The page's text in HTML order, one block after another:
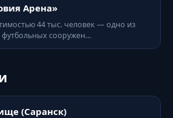
Арена»
44 тыс. человек — одно из
сооружен…
(Саранск)